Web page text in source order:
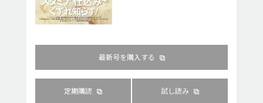
最新号を購入する
定期購読 試し読み